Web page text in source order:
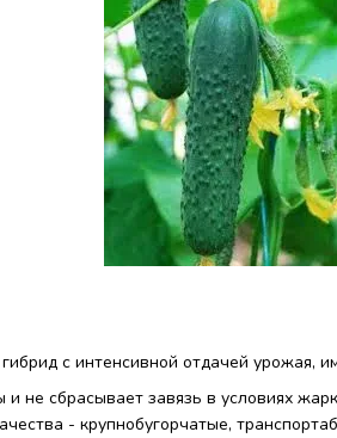
с интенсивной отдачей урожая,
не сбрасывает завязь в условиях
- крупнобугорчатые,